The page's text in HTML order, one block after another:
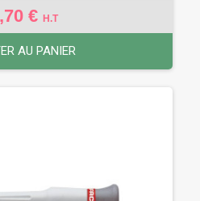
€ H.T
AU PANIER